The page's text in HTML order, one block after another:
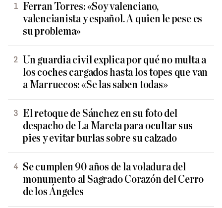
Ferran Torres: «Soy valenciano,
valencianista y español. A quien le pese es
su problema»
Un guardia civil explica por qué no multa a
los coches cargados hasta los topes que van
a Marruecos: «Se las saben todas»
El retoque de Sánchez en su foto del
despacho de La Mareta para ocultar sus
pies y evitar burlas sobre su calzado
Se cumplen 90 años de la voladura del
monumento al Sagrado Corazón del Cerro
de los Ángeles